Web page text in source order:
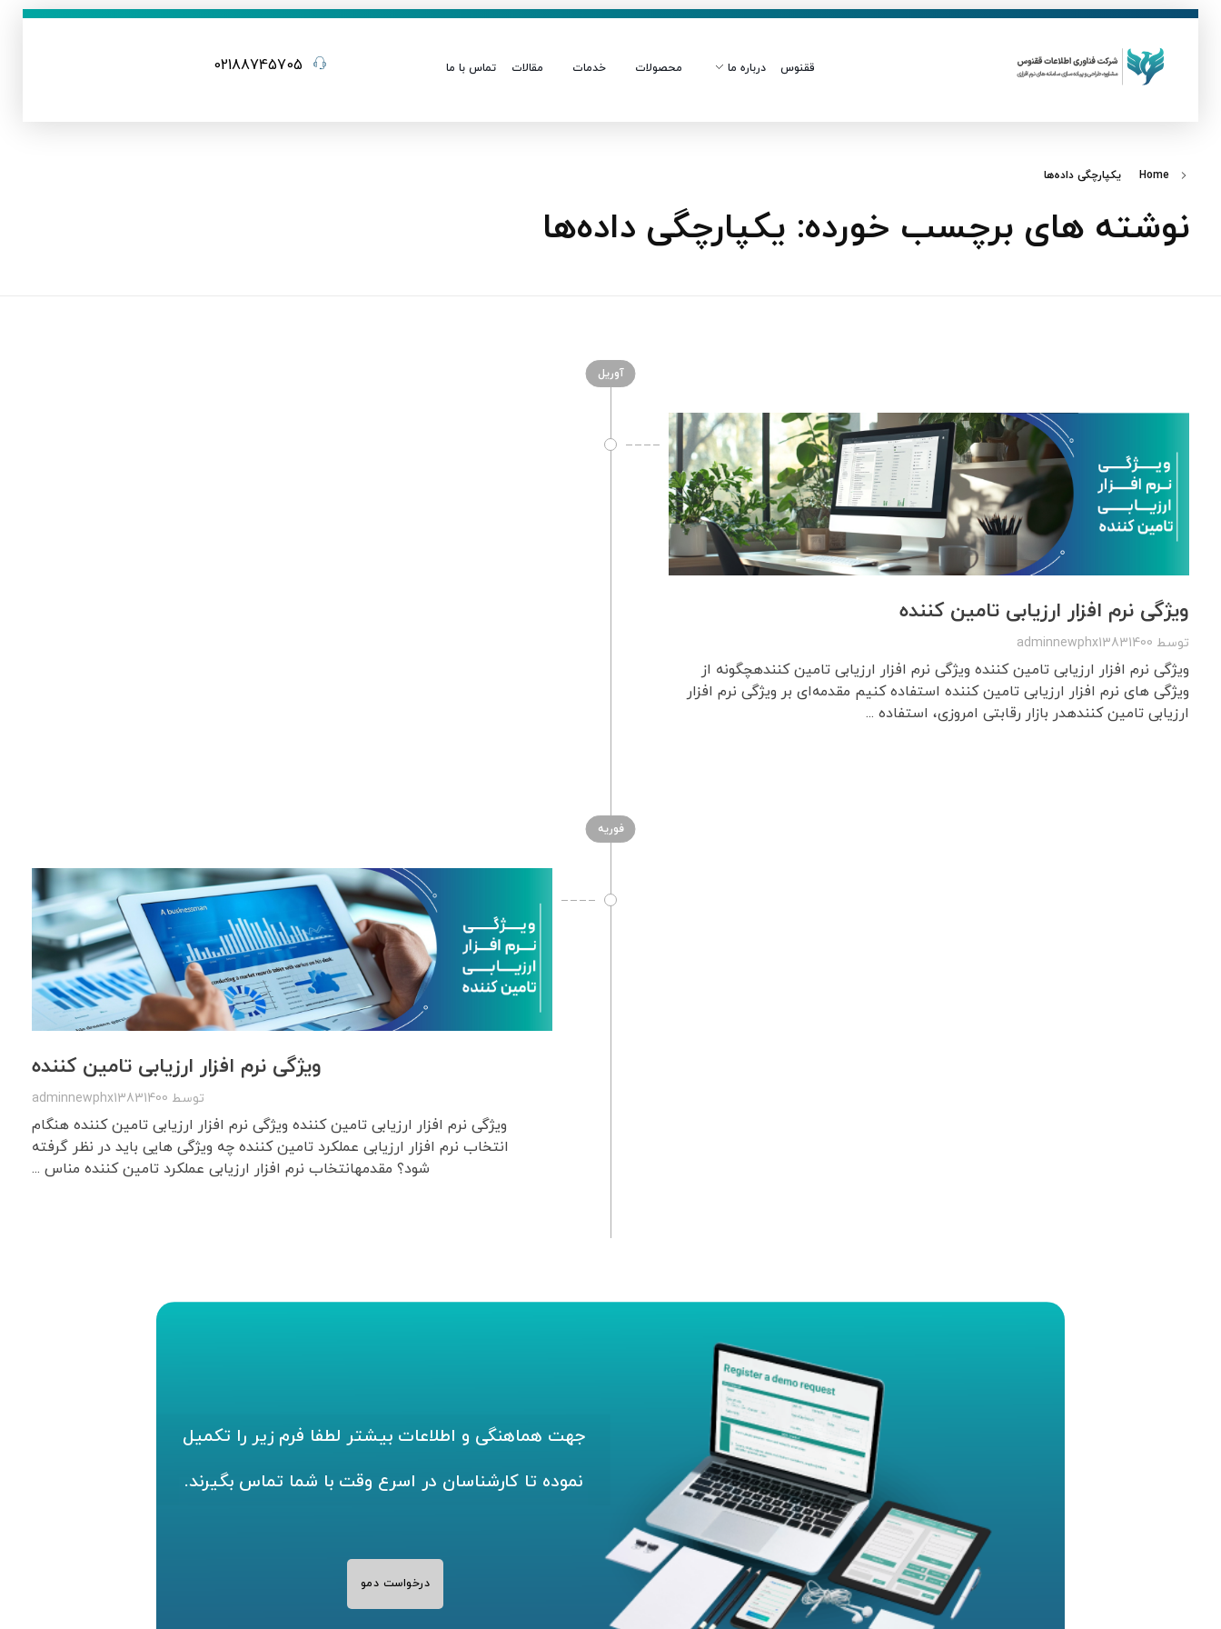
ققنوس درباره ما محصولات خدمات مقالات تماس با ما 02188745705
Home یکپارچگی داده‌ها
نوشته های برچسب خورده: یکپارچگی داده‌ها
آوریل
ویژگی نرم افزار ارزیابی تامین کننده
توسط adminnewphx13831400
ویژگی نرم افزار ارزیابی تامین کننده ویژگی نرم افزار ارزیابی تامین کنندهچگونه از
ویژگی های نرم افزار ارزیابی تامین کننده استفاده کنیم مقدمه‌ای بر ویژگی نرم افزار
ارزیابی تامین کنندهدر بازار رقابتی امروزی، استفاده ...
فوریه
ویژگی نرم افزار ارزیابی تامین کننده
توسط adminnewphx13831400
ویژگی نرم افزار ارزیابی تامین کننده ویژگی نرم افزار ارزیابی تامین کننده هنگام
انتخاب نرم افزار ارزیابی عملکرد تامین کننده چه ویژگی هایی باید در نظر گرفته
شود؟ مقدمهانتخاب نرم افزار ارزیابی عملکرد تامین کننده مناس ...
جهت هماهنگی و اطلاعات بیشتر لطفا فرم زیر را تکمیل
نموده تا کارشناسان در اسرع وقت با شما تماس بگیرند.
درخواست دمو